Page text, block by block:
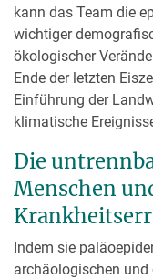
kann das Team die
wichtiger
ökologischer
Ende der letzten
Einführung der
klimatische
Die
Menschen
Indem sie
archäologischen